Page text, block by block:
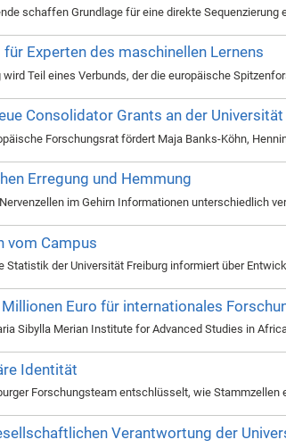
schaffen Grundlage für eine direkte Sequenzierung
für Experten des maschinellen Lernens
wird Teil eines Verbunds, der die europäische
Consolidator Grants an der
Forschungsrat fördert Maja Banks-Köhn,
Erregung und Hemmung
im Gehirn Informationen unterschiedlich
vom Campus
Statistik der Universität Freiburg informiert über
Euro für internationales
Sibylla Merian Institute for Advanced Studies in
Identität
Forschungsteam entschlüsselt, wie
Verantwortung der